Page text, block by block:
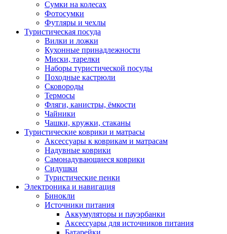
Сумки на колесах
Фотосумки
Футляры и чехлы
Туристическая посуда
Вилки и ложки
Кухонные принадлежности
Миски, тарелки
Наборы туристической посуды
Походные кастрюли
Сковороды
Термосы
Фляги, канистры, ёмкости
Чайники
Чашки, кружки, стаканы
Туристические коврики и матрасы
Аксессуары к коврикам и матрасам
Надувные коврики
Самонадувающиеся коврики
Сидушки
Туристические пенки
Электроника и навигация
Бинокли
Источники питания
Аккумуляторы и пауэрбанки
Аксессуары для источников питания
Батарейки